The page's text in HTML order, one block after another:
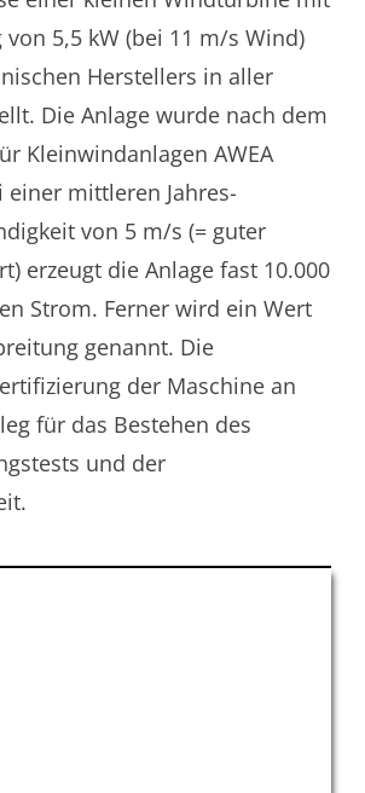
5,5 kW (bei 11 m/s Wind)
Herstellers in aller
Die Anlage wurde nach dem
Kleinwindanlagen AWEA
einer mittleren Jahres-
von 5 m/s (= guter
erzeugt die Anlage fast 10.000
Strom. Ferner wird ein Wert
genannt. Die
der Maschine an
für das Bestehen des
und der